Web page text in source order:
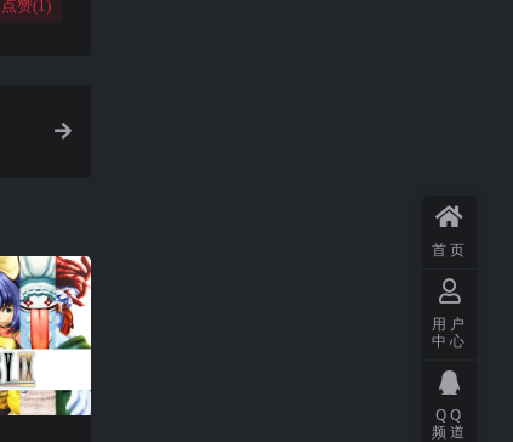
点赞(1 )
首页
用户
中心
QQ
频道